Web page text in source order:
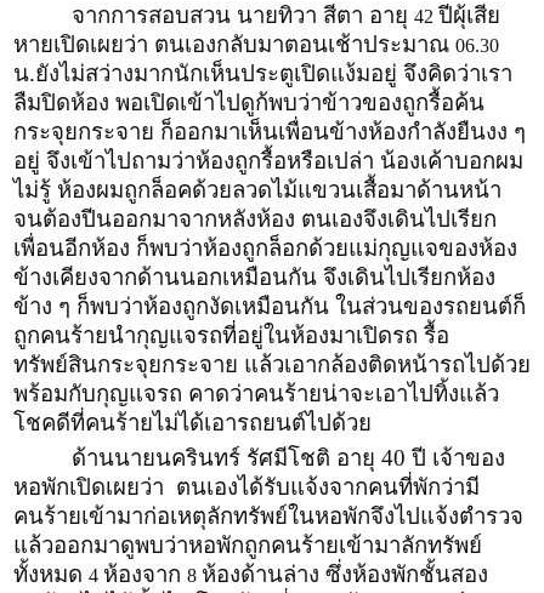
จากการสอบสวน นายทิวา สีตา อายุ 42 ปีผุ้เสีย
หายเปิดเผยว่า ตนเองกลับมาตอนเช้าประมาณ 06.30
น.ยังไม่สว่างมากนักเห็นประตูเปิดแง้มอยู่ จึงคิดว่าเรา
ลืมปิดห้อง พอเปิดเข้าไปดูก้พบว่าข้าวของถูกรื้อค้น
กระจุยกระจาย ก็ออกมาเห็นเพื่อนข้างห้องกำลังยืนงง ๆ
อยู่ จึงเข้าไปถามว่าห้องถูกรื้อหรือเปล่า น้องเค้าบอกผม
ไม่รู้ ห้องผมถูกล็อคด้วยลวดไม้แขวนเสื้อมาด้านหน้า
จนต้องปีนออกมาจากหลังห้อง ตนเองจึงเดินไปเรียก
เพื่อนอีกห้อง ก็พบว่าห้องถูกล็อกด้วยแม่กุญแจของห้อง
ข้างเคียงจากด้านนอกเหมือนกัน จึงเดินไปเรียกห้อง
ข้าง ๆ ก็พบว่าห้องถูกงัดเหมือนกัน ในส่วนของรถยนต์ก็
ถูกคนร้ายนำกุญแจรถที่อยู่ในห้องมาเปิดรถ รื้อ
ทรัพย์สินกระจุยกระจาย แล้วเอากล้องติดหน้ารถไปด้วย
พร้อมกับกุญแจรถ คาดว่าคนร้ายน่าจะเอาไปทิ้งแล้ว
โชคดีที่คนร้ายไม่ได้เอารถยนต์ไปด้วย
ด้านนายนครินทร์ รัศมีโชติ อายุ 40 ปี เจ้าของ
หอพักเปิดเผยว่า ตนเองได้รับแจ้งจากคนที่พักว่ามี
คนร้ายเข้ามาก่อเหตุลักทรัพย์ในหอพักจึงไปแจ้งตำรวจ
แล้วออกมาดูพบว่าหอพักถูกคนร้ายเข้ามาลักทรัพย์
ทั้งหมด 4 ห้องจาก 8 ห้องด้านล่าง ซึ่งห้องพักชั้นสอง